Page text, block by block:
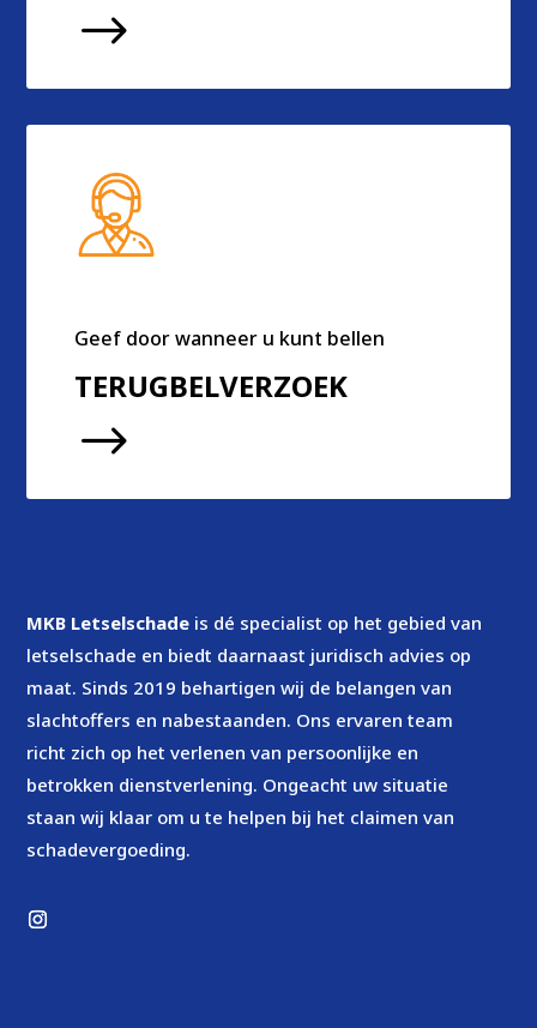
$
Geef door wanneer u kunt bellen
TERUGBELVERZOEK
$
MKB Letselschade is dé specialist op het gebied van
letselschade en biedt daarnaast juridisch advies op
maat. Sinds 2019 behartigen wij de belangen van
slachtoffers en nabestaanden. Ons ervaren team
richt zich op het verlenen van persoonlijke en
betrokken dienstverlening. Ongeacht uw situatie
staan wij klaar om u te helpen bij het claimen van
schadevergoeding.